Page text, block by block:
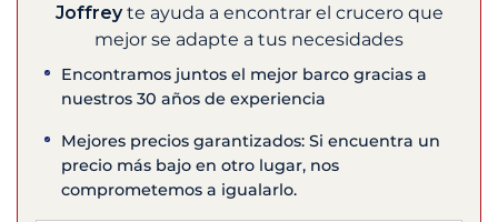
Joffreyte ayuda a encontrar el crucero que
mejor se adapte a tus necesidades
Encontramos juntos el mejor barco gracias a
nuestros 30 años de experiencia
Mejores precios garantizados: Si encuentra un
precio más bajo en otro lugar, nos
comprometemos a igualarlo.